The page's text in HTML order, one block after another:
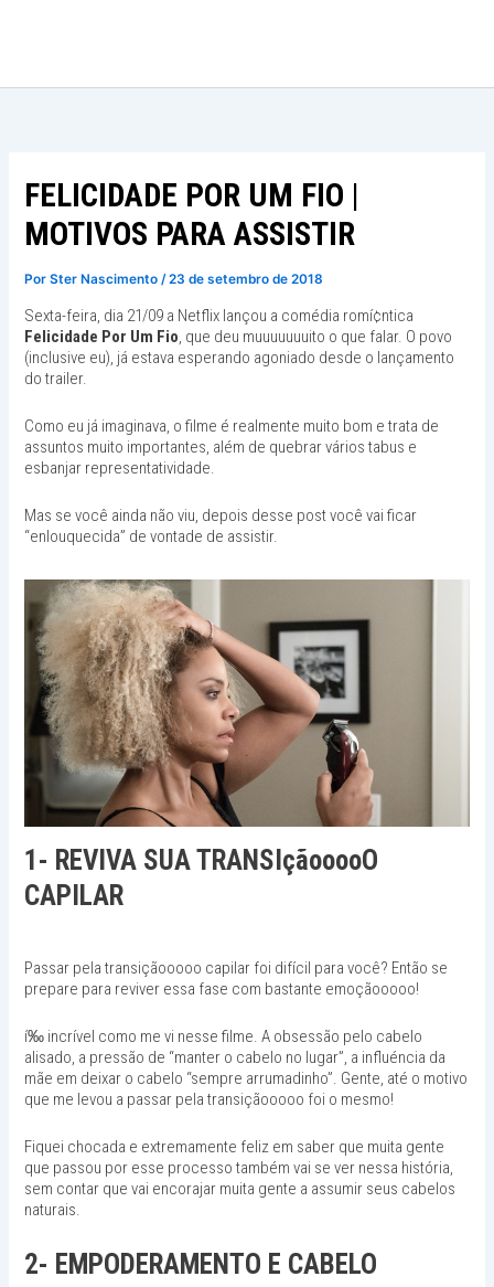
conteúdo
FELICIDADE POR UM FIO |
MOTIVOS PARA ASSISTIR
PorSter Nascimento/23 de setembro de 2018
Sexta-feira, dia 21/09 a Netflix lançou a comédia romí¢ntica
Felicidade Por Um Fio, que deu muuuuuuuito o que falar. O povo
(inclusive eu), já estava esperando agoniado desde o lançamento
do trailer.
Como eu já imaginava, o filme é realmente muito bom e trata de
assuntos muito importantes, além de quebrar vários tabus e
esbanjar representatividade.
Mas se você ainda não viu, depois desse post você vai ficar
“enlouquecida” de vontade de assistir.
1- REVIVA SUA TRANSIçãooooO
CAPILAR
Passar pela transiçãooooo capilar foi difícil para você? Então se
prepare para reviver essa fase com bastante emoçãooooo!
í‰ incrível como me vi nesse filme. A obsessão pelo cabelo
alisado, a pressão de “manter o cabelo no lugar”, a influéncia da
mãe em deixar o cabelo “sempre arrumadinho”. Gente, até o motivo
que me levou a passar pela transiçãooooo foi o mesmo!
Fiquei chocada e extremamente feliz em saber que muita gente
que passou por esse processo também vai se ver nessa história,
sem contar que vai encorajar muita gente a assumir seus cabelos
naturais.
2- EMPODERAMENTO E CABELO